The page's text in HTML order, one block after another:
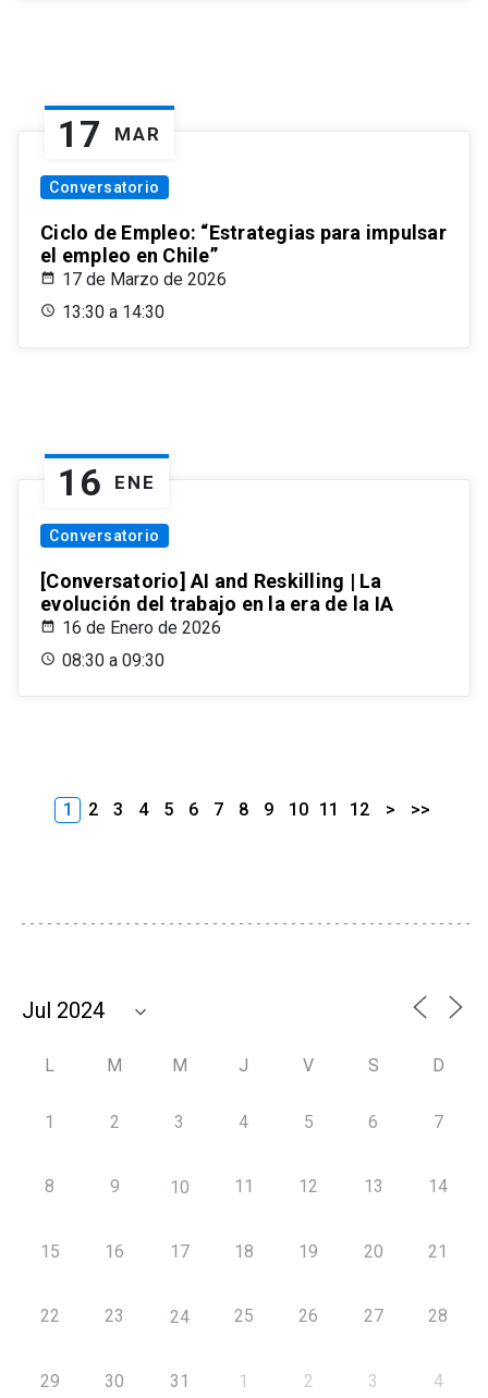
17 MAR
Conversatorio
Ciclo de Empleo: “Estrategias para impulsar
el empleo en Chile”
17 de Marzo de 2026
13:30 a 14:30
16 ENE
Conversatorio
[Conversatorio] AI and Reskilling | La
evolución del trabajo en la era de la IA
16 de Enero de 2026
08:30 a 09:30
1 2 3 4 5 6 7 8 9 10 11 12 > >>
L M M J V S D
1 2 3 4 5 6 7
8 9 10 11 12 13 14
15 16 17 18 19 20 21
22 23 24 25 26 27 28
29 30 31 1 2 3 4